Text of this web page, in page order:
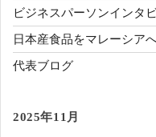
ビジネスパーソンインタ
日本産食品をマレーシア
代表ブログ
2025年11月